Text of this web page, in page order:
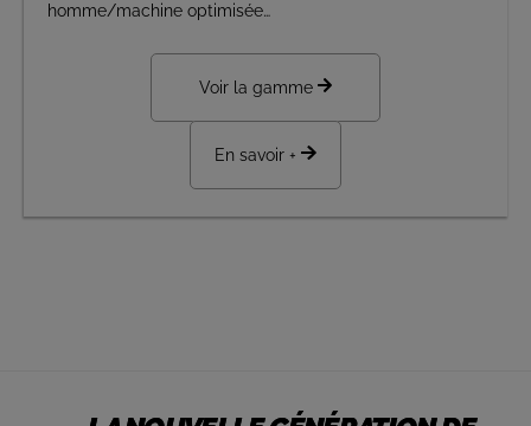
homme/machine optimisée…
Voir la gamme
En savoir +